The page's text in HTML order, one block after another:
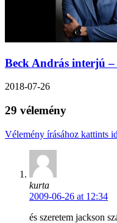
Beck András interjú
2018-07-26
29 vélemény
Vélemény írásához kattints
kurta
2009-06-26 at 12:34
és szeretem jackson